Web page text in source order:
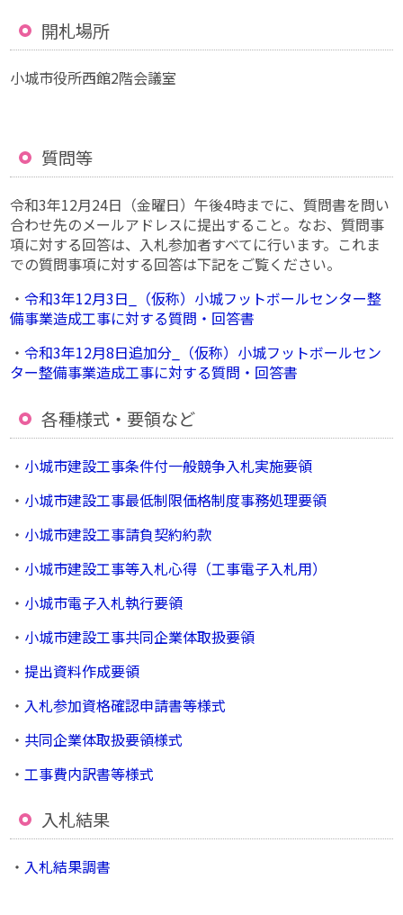
開札場所
小城市役所西館2階会議室
質問等
令和3年12月24日（金曜日）午後4時までに、質問書を問い
合わせ先のメールアドレスに提出すること。なお、質問事
項に対する回答は、入札参加者すべてに行います。これま
での質問事項に対する回答は下記をご覧ください。
・令和3年12月3日_（仮称）小城フットボールセンター整
備事業造成工事に対する質問・回答書
・令和3年12月8日追加分_（仮称）小城フットボールセン
ター整備事業造成工事に対する質問・回答書
各種様式・要領など
・ 小城市建設工事条件付一般競争入札実施要領
・ 小城市建設工事最低制限価格制度事務処理要領
・ 小城市建設工事請負契約約款
・ 小城市建設工事等入札心得（工事電子入札用）
・ 小城市電子入札執行要領
・ 小城市建設工事共同企業体取扱要領
・提出資料作成要領
・ 入札参加資格確認申請書等様式
・ 共同企業体取扱要領様式
・ 工事費内訳書等様式
入札結果
・ 入札結果調書